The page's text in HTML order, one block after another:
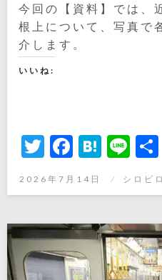
今回の【資料】では
根上について、写真で
介します。
いいね:
Twitter
投
日:
2026年7月14日 シロピロ